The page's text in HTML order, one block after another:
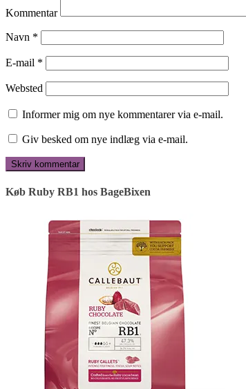
Kommentar
Navn *
E-mail *
Websted
Informer mig om nye kommentarer via e-mail.
Giv besked om nye indlæg via e-mail.
Køb Ruby RB1 hos BageBixen